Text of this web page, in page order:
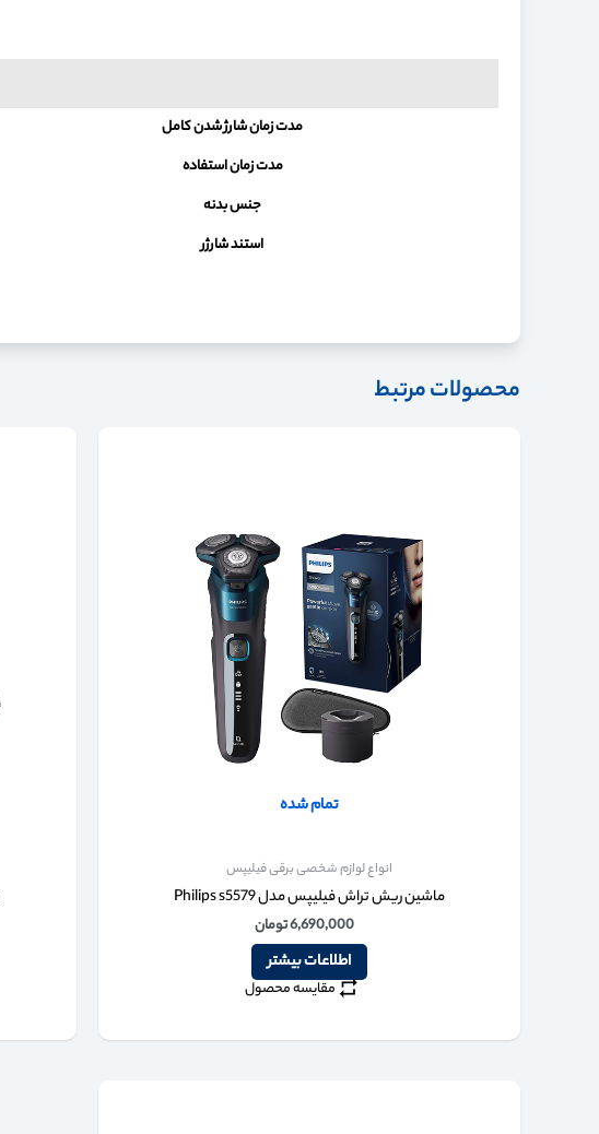
مدت زمان شارژ شدن کامل
مدت زمان استفاده
جنس بدنه
استند شارژر
محصولات مرتبط
تمام شده
انواع لوازم شخصی برقی فیلیپس
ماشین ریش تراش فیلیپس مدل Philips s5579
6,690,000تومان
اطلاعات بیشتر
مقایسه محصول